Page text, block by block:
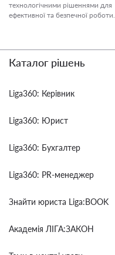
технологічними рішеннями для
ефективної та безпечної роботи.
Каталог рішень
Liga360: Керівник
Liga360: Юрист
Liga360: Бухгалтер
Liga360: PR-менеджер
Знайти юриста Liga:BOOK
Академія ЛІГА:ЗАКОН